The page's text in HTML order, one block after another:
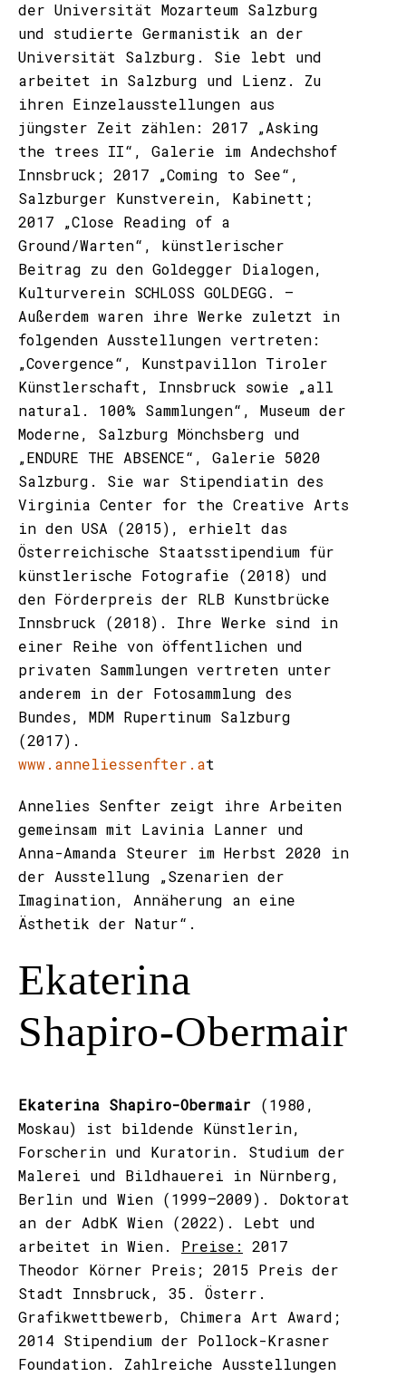
der Universität Mozarteum Salzburg
und studierte Germanistik an der
Universität Salzburg. Sie lebt und
arbeitet in Salzburg und Lienz. Zu
ihren Einzelausstellungen aus
jüngster Zeit zählen: 2017 „Asking
the trees II“, Galerie im Andechshof
Innsbruck; 2017 „Coming to See“,
Salzburger Kunstverein, Kabinett;
2017 „Close Reading of a
Ground/Warten“, künstlerischer
Beitrag zu den Goldegger Dialogen,
Kulturverein SCHLOSS GOLDEGG. –
Außerdem waren ihre Werke zuletzt in
folgenden Ausstellungen vertreten:
„Covergence“, Kunstpavillon Tiroler
Künstlerschaft, Innsbruck sowie „all
natural. 100% Sammlungen“, Museum der
Moderne, Salzburg Mönchsberg und
„ENDURE THE ABSENCE“, Galerie 5020
Salzburg. Sie war Stipendiatin des
Virginia Center for the Creative Arts
in den USA (2015), erhielt das
Österreichische Staatsstipendium für
künstlerische Fotografie (2018) und
den Förderpreis der RLB Kunstbrücke
Innsbruck (2018). Ihre Werke sind in
einer Reihe von öffentlichen und
privaten Sammlungen vertreten unter
anderem in der Fotosammlung des
Bundes, MDM Rupertinum Salzburg
(2017).
www.anneliessenfter.at
Annelies Senfter zeigt ihre Arbeiten
gemeinsam mit Lavinia Lanner und
Anna-Amanda Steurer im Herbst 2020 in
der Ausstellung „Szenarien der
Imagination, Annäherung an eine
Ästhetik der Natur“.
Ekaterina
Shapiro-Obermair
Ekaterina Shapiro-Obermair (1980,
Moskau) ist bildende Künstlerin,
Forscherin und Kuratorin. Studium der
Malerei und Bildhauerei in Nürnberg,
Berlin und Wien (1999–2009). Doktorat
an der AdbK Wien (2022). Lebt und
arbeitet in Wien. Preise:
2017
Theodor Körner Preis; 2015 Preis der
Stadt Innsbruck, 35. Österr.
Grafikwettbewerb, Chimera Art Award;
2014 Stipendium der Pollock-Krasner
Foundation. Zahlreiche Ausstellungen